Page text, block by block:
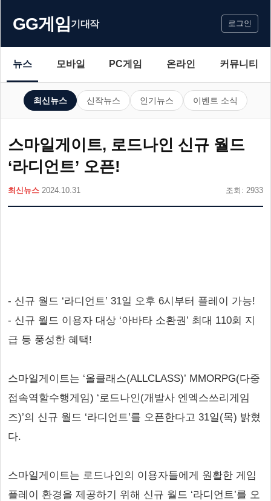
GG게임기대작 로그인
뉴스 모바일 PC게임 온라인 커뮤니티
최신뉴스 신작뉴스 인기뉴스 이벤트 소식
스마일게이트, 로드나인 신규 월드
‘라디언트’ 오픈!
최신뉴스 2024.10.31 조회: 2933
- 신규 월드 ‘라디언트’ 31일 오후 6시부터 플레이 가능!
- 신규 월드 이용자 대상 ‘아바타 소환권’ 최대 110회 지
급 등 풍성한 혜택!
스마일게이트는 ‘올클래스(ALLCLASS)’ MMORPG(다중
접속역할수행게임) ‘로드나인(개발사 엔엑스쓰리게임
즈)’의 신규 월드 ‘라디언트’를 오픈한다고 31일(목) 밝혔
다.
스마일게이트는 로드나인의 이용자들에게 원활한 게임
플레이 환경을 제공하기 위해 신규 월드 ‘라디언트’를 오